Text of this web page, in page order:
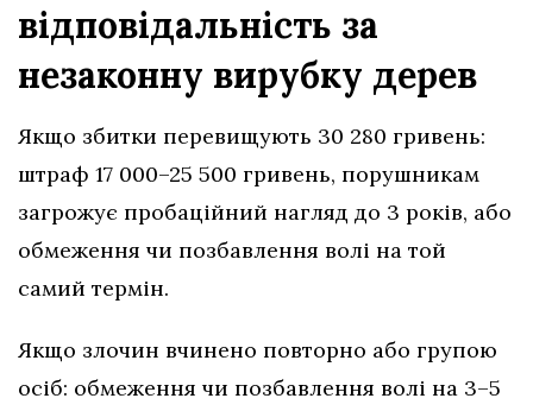
відповідальність за
незаконну вирубку дерев
Якщо збитки перевищують 30 280 гривень:
штраф 17 000–25 500 гривень, порушникам
загрожує пробаційний нагляд до 3 років, або
обмеження чи позбавлення волі на той
самий термін.
Якщо злочин вчинено повторно або групою
осіб: обмеження чи позбавлення волі на 3–5